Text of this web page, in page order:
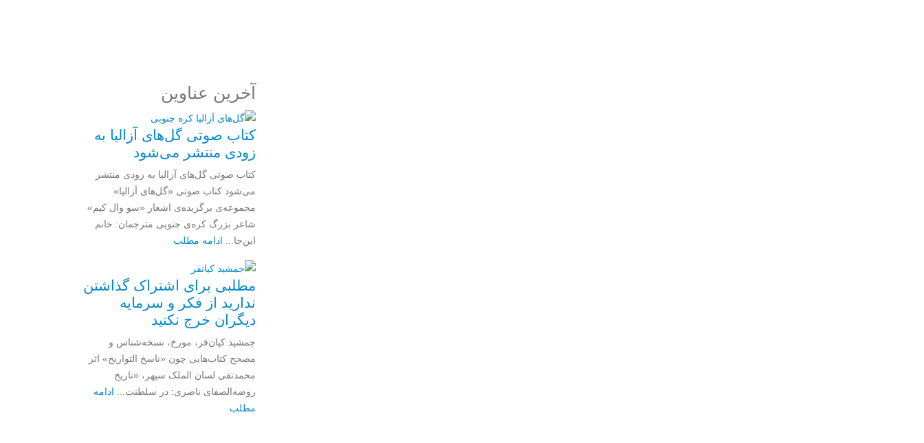
آخرین عناوین
کتاب صوتی گل‌های آزالیا به
زودی منتشر می‌شود
کتاب صوتی گل‌های آزالیا به زودی منتشر
می‌شود کتاب صوتی «گل‌های آزالیا»
مجموعه‌ی برگزیده‌ی اشعار «سو وال کیم»
شاعر بزرگ کره‌ی جنوبی مترجمان: خانم
این‌جا... ادامه مطلب
مطلبی برای اشتراک گذاشتن
ندارید از فکر و سرمایه
دیگران خرج نکنید
جمشید کیان‌فر، مورخ، نسخه‌شناس و
مصحح کتاب‌هایی چون «ناسخ التواریخ» اثر
محمدتقی لسان الملک سپهر، «تاریخ
روضه‌الصفای ناصری: در سلطنت... ادامه
مطلب